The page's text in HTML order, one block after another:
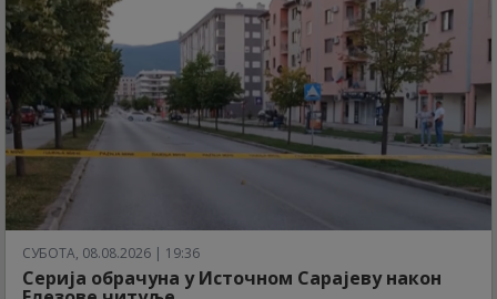
СУБОТА, 08.08.2026 | 19:36
Серија обрачуна у Источном Сарајеву након